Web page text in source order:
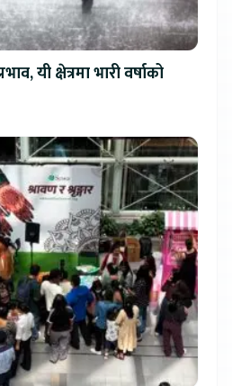
यी क्षेत्रमा भारी वर्षाको